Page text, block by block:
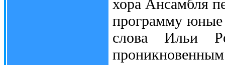
хора Ансамбля
программу юные
слова Ильи